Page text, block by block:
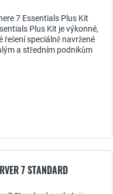
7 Essentials Plus Kit
Plus Kit je výkonné,
řešení speciálně navržené
a středním podnikům
7 STANDARD